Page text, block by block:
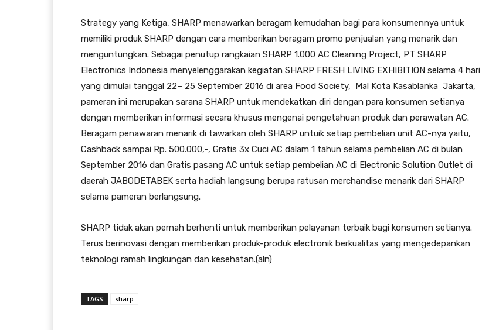
Strategy yang Ketiga, SHARP menawarkan beragam kemudahan bagi para konsumennya untuk
memiliki produk SHARP dengan cara memberikan beragam promo penjualan yang menarik dan
menguntungkan. Sebagai penutup rangkaian SHARP 1.000 AC Cleaning Project, PT SHARP
Electronics Indonesia menyelenggarakan kegiatan SHARP FRESH LIVING EXHIBITION selama 4 hari
yang dimulai tanggal 22– 25 September 2016 di area Food Society, Mal Kota Kasablanka Jakarta,
pameran ini merupakan sarana SHARP untuk mendekatkan diri dengan para konsumen setianya
dengan memberikan informasi secara khusus mengenai pengetahuan produk dan perawatan AC.
Beragam penawaran menarik di tawarkan oleh SHARP untuik setiap pembelian unit AC-nya yaitu,
Cashback sampai Rp. 500.000,-, Gratis 3x Cuci AC dalam 1 tahun selama pembelian AC di bulan
September 2016 dan Gratis pasang AC untuk setiap pembelian AC di Electronic Solution Outlet di
daerah JABODETABEK serta hadiah langsung berupa ratusan merchandise menarik dari SHARP
selama pameran berlangsung.
SHARP tidak akan pernah berhenti untuk memberikan pelayanan terbaik bagi konsumen setianya.
Terus berinovasi dengan memberikan produk-produk electronik berkualitas yang mengedepankan
teknologi ramah lingkungan dan kesehatan.(aln)
TAGS sharp